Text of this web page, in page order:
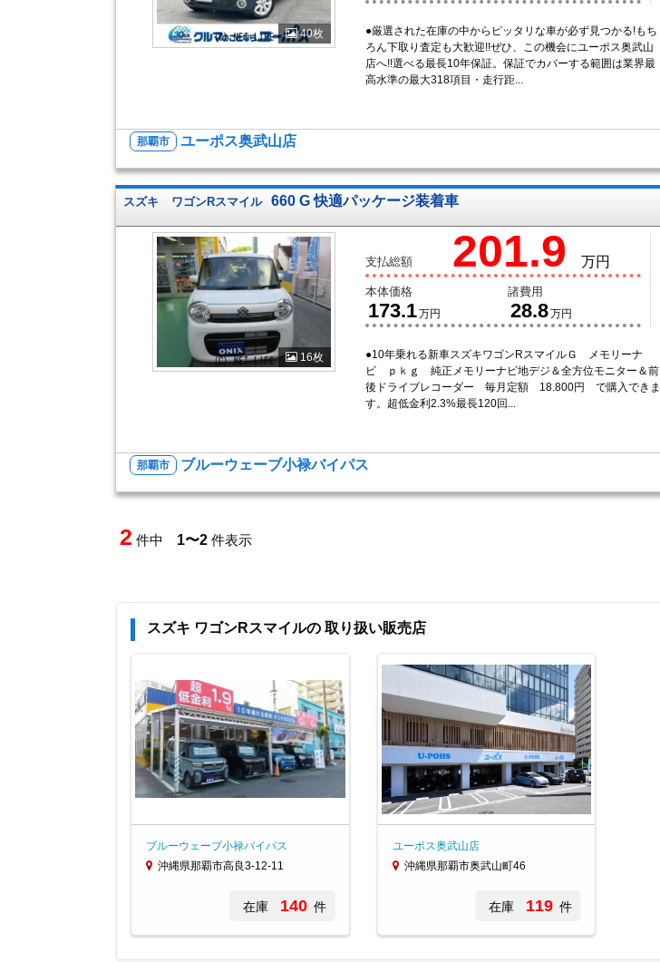
40枚
●厳選された在庫の中からピッタリな車が必ず見つかる!もち
ろん下取り査定も大歓迎!!ぜひ、この機会にユーポス奥武山
店へ!!選べる最長10年保証。保証でカバーする範囲は業界最
高水準の最大318項目・走行距...
那覇市 ユーポス奥武山店
スズキ ワゴンRスマイル 660 G 快適パッケージ装着車
16枚
支払総額 201.9 万円
本体価格
173.1万円
諸費用
28.8万円
●10年乗れる新車スズキワゴンRスマイルＧ メモリーナ
ビ ｐｋｇ 純正メモリーナビ地デジ＆全方位モニター＆前
後ドライブレコーダー 毎月定額 18.800円 で購入できま
す。超低金利2.3%最長120回...
那覇市 ブルーウェーブ小禄バイパス
2 件中 1〜2 件表示
スズキ ワゴンRスマイルの 取り扱い販売店
ブルーウェーブ小禄バイパス
沖縄県那覇市高良3-12-11
在庫 140 件
ユーポス奥武山店
沖縄県那覇市奥武山町46
在庫 119 件